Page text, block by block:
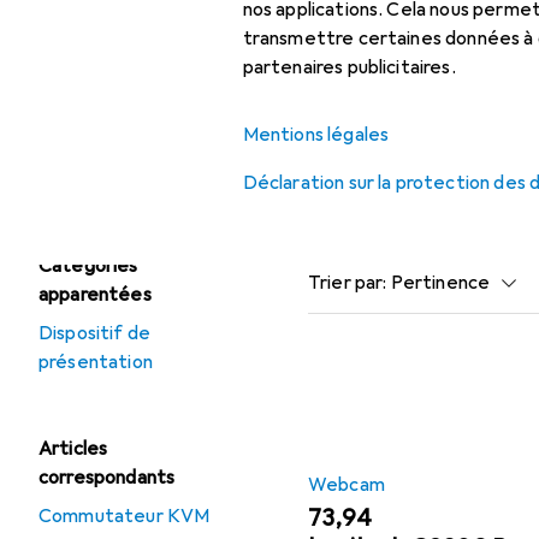
nos applications. Cela nous
transmettre certaines données à
partenaires publicitaires.
Mentions légales
Déclaration sur la protection des
Catégories
apparentées
Dispositif de
présentation
Articles
correspondants
Commutateur KVM
Accessoires
Ici, vous trouverez des
Trier par: Pertinence
Webcam
EUR
73,94